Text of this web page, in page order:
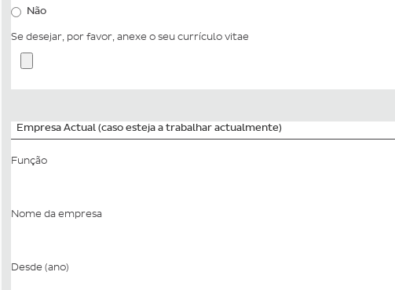
Não
Se desejar, por favor, anexe o seu currículo vitae
Empresa Actual (caso esteja a trabalhar actualmente)
Função
Nome da empresa
Desde (ano)